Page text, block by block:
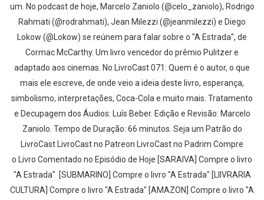
um. No podcast de hoje, Marcelo Zaniolo (@celo_zaniolo), Rodrigo
Rahmati (@rodrahmati), Jean Milezzi (@jeanmilezzi) e Diego
Lokow (@Lokow) se reúnem para falar sobre o "A Estrada", de
Cormac McCarthy. Um livro vencedor do prêmio Pulitzer e
adaptado aos cinemas. No LivroCast 071: Quem é o autor, o que
mais ele escreve, de onde veio a ideia deste livro, esperança,
simbolismo, interpretações, Coca-Cola e muito mais. Tratamento
e Decupagem dos Áudios: Luís Beber. Edição e Revisão: Marcelo
Zaniolo. Tempo de Duração: 66 minutos. Seja um Patrão do
LivroCast LivroCast no Patreon LivroCast no Padrim Compre
o Livro Comentado no Episódio de Hoje [SARAIVA] Compre o livro
"A Estrada" [SUBMARINO] Compre o livro "A Estrada" [LIIVRARIA
CULTURA] Compre o livro "A Estrada" [AMAZON] Compre o livro "A